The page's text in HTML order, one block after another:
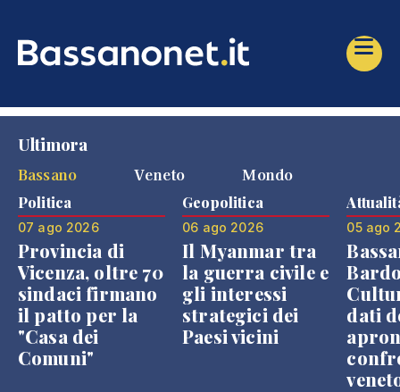
Ultimora
Bassano
Veneto Mondo
Politica
07 ago 2026
Provincia di
Vicenza, oltre 70
sindaci firmano
il patto per la
"Casa dei
Comuni"
Geopolitica
06 ago 2026
Il Myanmar tra
la guerra civile e
gli interessi
strategici dei
Paesi vicini
05 ago
dati